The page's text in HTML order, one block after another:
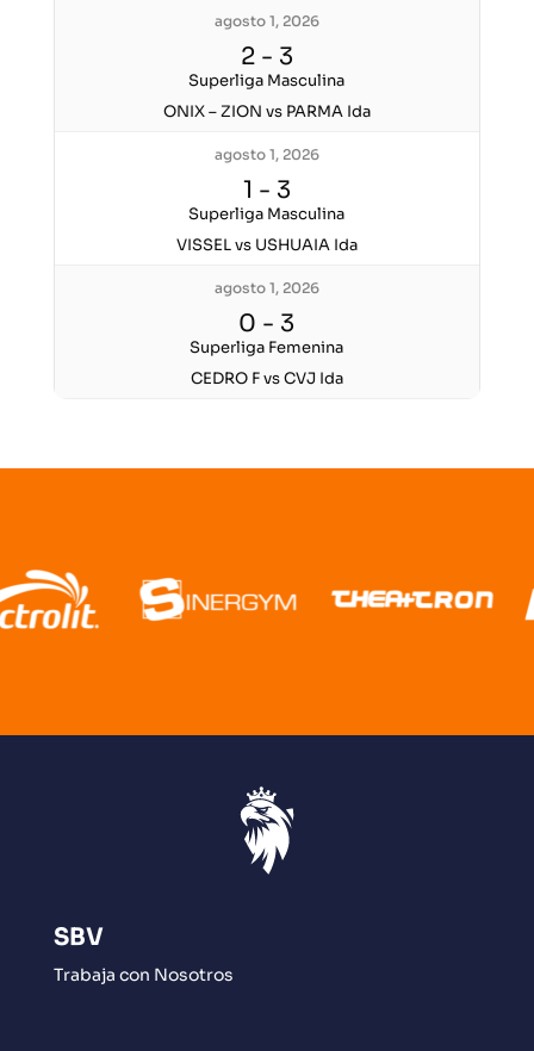
agosto 1, 2026
2- 3
Superliga Masculina
ONIX – ZION vs PARMA Ida
agosto 1, 2026
1 - 3
Superliga Masculina
VISSEL vs USHUAIA Ida
agosto 1, 2026
0 - 3
Superliga Femenina
CEDRO F vs CVJ Ida
SBV
Trabaja con Nosotros